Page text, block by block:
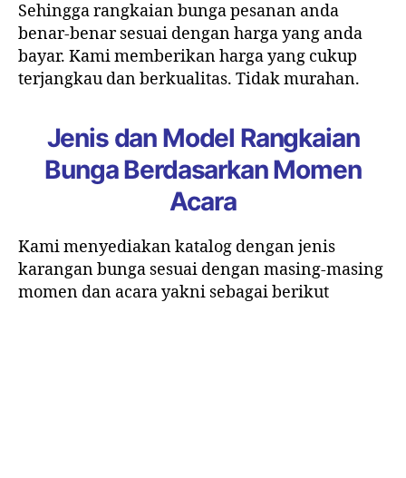
Sehingga rangkaian bunga pesanan anda
benar-benar sesuai dengan harga yang anda
bayar. Kami memberikan harga yang cukup
terjangkau dan berkualitas. Tidak murahan.
Jenis dan Model Rangkaian
Bunga Berdasarkan Momen
Acara
Kami menyediakan katalog dengan jenis
karangan bunga sesuai dengan masing-masing
momen dan acara yakni sebagai berikut